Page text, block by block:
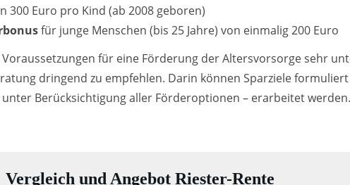
300 Euro pro Kind (ab 2008 geboren)
für junge Menschen (bis 25 Jahre) von einmalig 200 Euro
für eine Förderung der Altersvorsorge sehr
dringend zu empfehlen. Darin können Sparziele
unter Berücksichtigung aller Förderoptionen – erarbeitet werden.
Vergleich und Angebot Riester-Rente